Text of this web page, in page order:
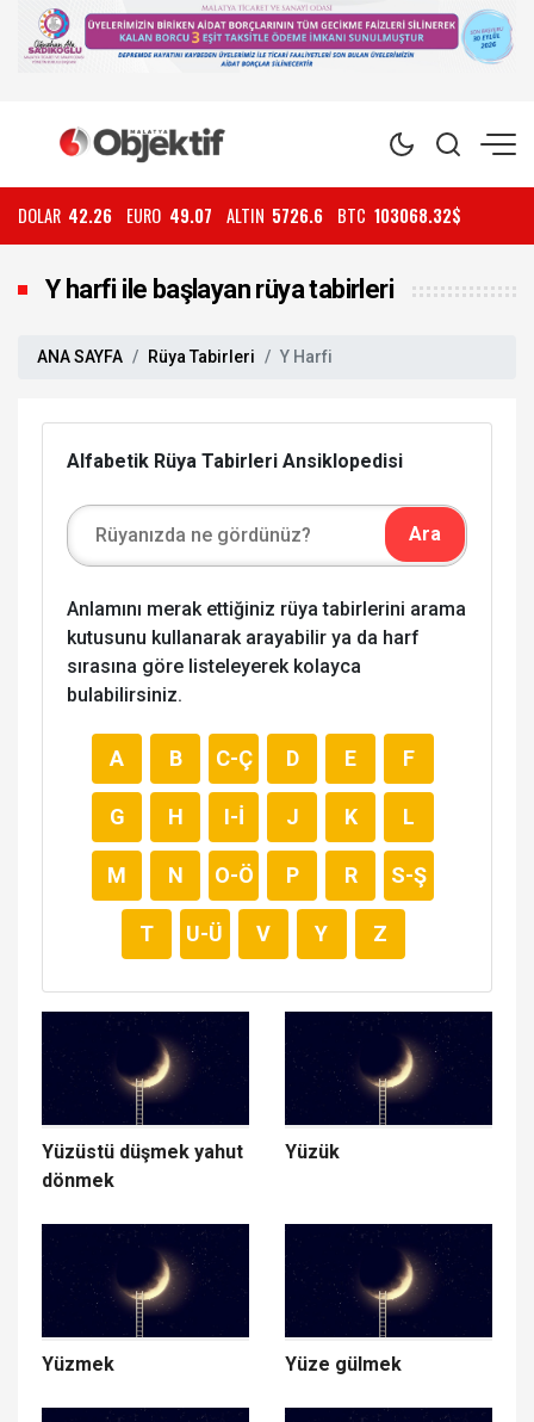
DOLAR 42.26 EURO 49.07 ALTIN 5726.6 BTC 103068.32$
Y harfi ile başlayan rüya tabirleri
ANA SAYFA Rüya Tabirleri Y Harfi
Alfabetik Rüya Tabirleri Ansiklopedisi
Anlamını merak ettiğiniz rüya tabirlerini arama
kutusunu kullanarak arayabilir ya da harf
sırasına göre listeleyerek kolayca
bulabilirsiniz.
A B C-Ç D E F
G H I-İ J K L
M N O-Ö P R S-Ş
T U-Ü V Y Z
Yüzüstü düşmek yahut
dönmek
Yüzük
Yüzmek Yüze gülmek